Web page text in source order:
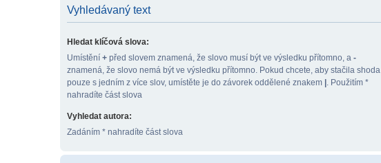
Vyhledávaný text
Hledat klíčová slova:
Umístění + před slovem znamená, že slovo musí být ve výsledku přítomno, a -
znamená, že slovo nemá být ve výsledku přítomno. Pokud chcete, aby stačila shoda
pouze s jedním z více slov, umístěte je do závorek oddělené znakem . Použitím *
nahradíte část slova
Vyhledat autora:
Zadáním * nahradíte část slova